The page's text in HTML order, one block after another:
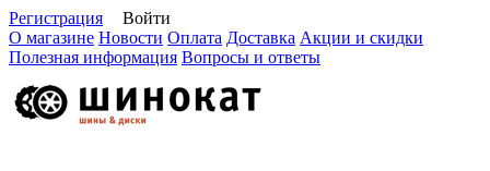
Регистрация
Войти
О магазине Новости Оплата Доставка Акции и скидки
Полезная информация Вопросы и ответы